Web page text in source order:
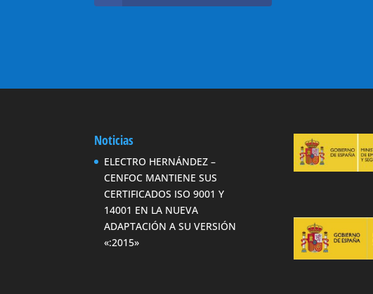
Noticias
ELECTRO HERNÁNDEZ –
CENFOC MANTIENE SUS
CERTIFICADOS ISO 9001 Y
14001 EN LA NUEVA
ADAPTACIÓN A SU VERSIÓN
«:2015»